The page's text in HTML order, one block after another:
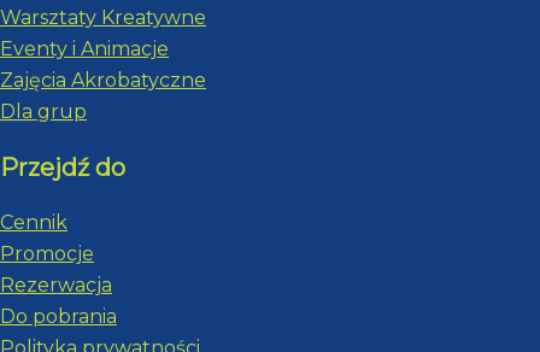
Warsztaty Kreatywne
Eventy i Animacje
Zajęcia Akrobatyczne
Dla grup
Przejdź do
Cennik
Promocje
Rezerwacja
Do pobrania
Polityka prywatności